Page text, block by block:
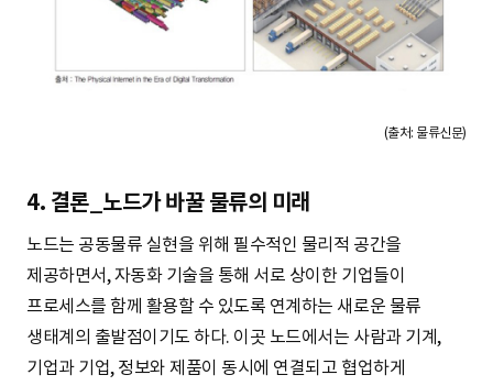
(출처: 물류신문)
4. 결론_노드가 바꿀 물류의 미래
노드는 공동물류 실현을 위해 필수적인 물리적 공간을
제공하면서, 자동화 기술을 통해 서로 상이한 기업들이
프로세스를 함께 활용할 수 있도록 연계하는 새로운 물류
생태계의 출발점이기도 하다. 이곳 노드에서는 사람과 기계,
기업과 기업, 정보와 제품이 동시에 연결되고 협업하게